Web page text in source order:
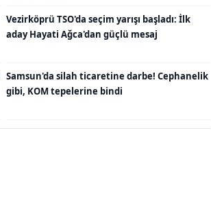
Vezirköprü TSO'da seçim yarışı başladı: İlk
aday Hayati Ağca'dan güçlü mesaj
Samsun'da silah ticaretine darbe! Cephanelik
gibi, KOM tepelerine bindi